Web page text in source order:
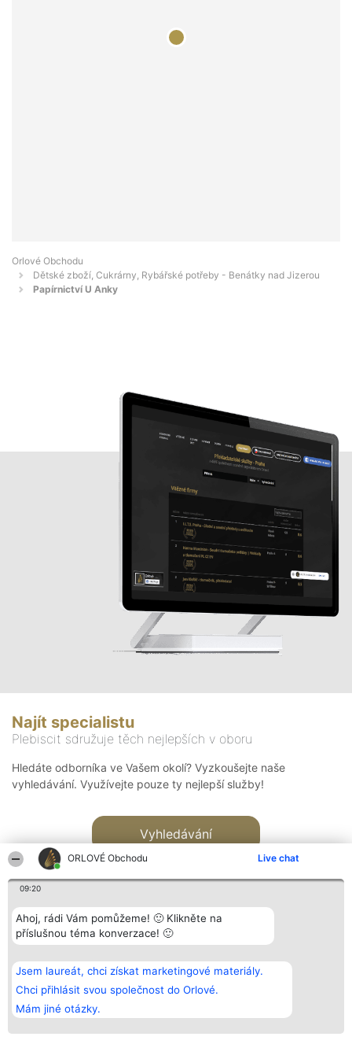
ORLOVÉ Obchodu Live chat
09:20
Ahoj, rádi Vám pomůžeme! 🙂 Klikněte na
příslušnou téma konverzace! 🙂
Jsem laureát, chci získat marketingové materiály.
Chci přihlásit svou společnost do Orlové.
Mám jiné otázky.
Orlové Obchodu
Dětské zboží, Cukrárny, Rybářské potřeby - Benátky nad Jizerou
Papírnictví U Anky
Najít specialistu
Plebiscit sdružuje těch nejlepších v oboru
Hledáte odborníka ve Vašem okolí? Vyzkoušejte naše
vyhledávání. Využívejte pouze ty nejlepší služby!
Vyhledávání
Bright Side Solutions sp. z o.
o. sp. k.
ul. Ruska 22
Wrocław 50-079
KRS 0000749100 | Regon
381313360 | NIP 8943132676
Vítězové
Seznam všech
laureátů
Zásady
Zásady
Kontakt